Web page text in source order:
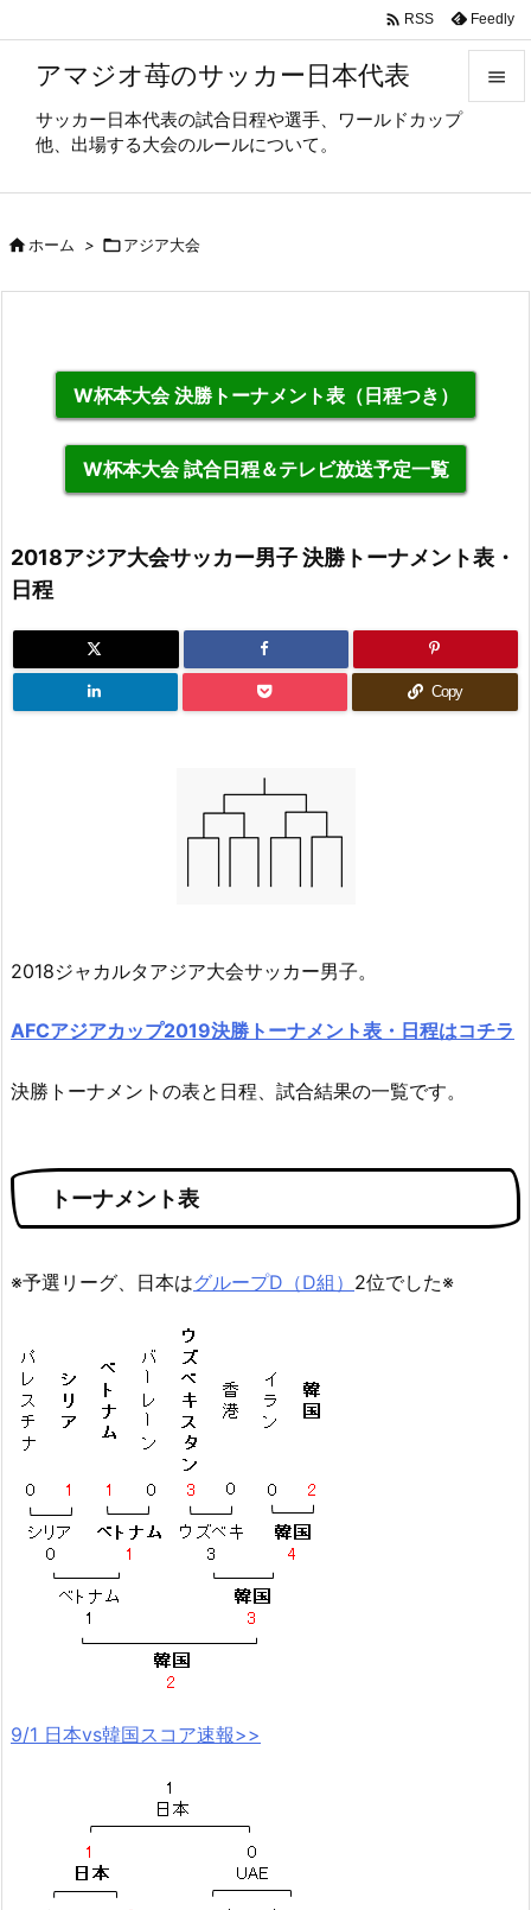
アマジオ苺のサッカー日本代表
サッカー日本代表の試合日程や選手、ワールドカップ
他、出場する大会のルールについて。


 RSS Feedly
ホーム > アジア大会
W杯本大会 決勝トーナメント表（日程つき）
W杯本大会 試合日程＆テレビ放送予定一覧
2018アジア大会サッカー男子 決勝トーナメント表・
日程
Copy
2018ジャカルタアジア大会サッカー男子。
AFCアジアカップ2019決勝トーナメント表・日程はコチラ
決勝トーナメントの表と日程、試合結果の一覧です。
トーナメント表
※予選リーグ、日本はグループD（D組） 2位でした※
9/1 日本vs韓国スコア速報>>